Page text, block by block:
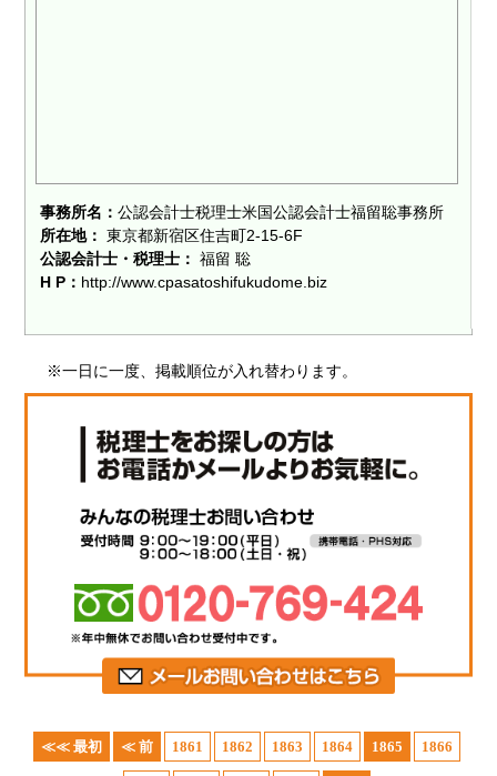
事務所名：公認会計士税理士米国公認会計士福留聡事務所
所在地： 東京都新宿区住吉町2-15-6F
公認会計士・税理士： 福留 聡
H P： http://www.cpasatoshifukudome.biz
※一日に一度、掲載順位が入れ替わります。
≪≪ 最初 ≪ 前 1861 1862 1863 1864 1865 1866